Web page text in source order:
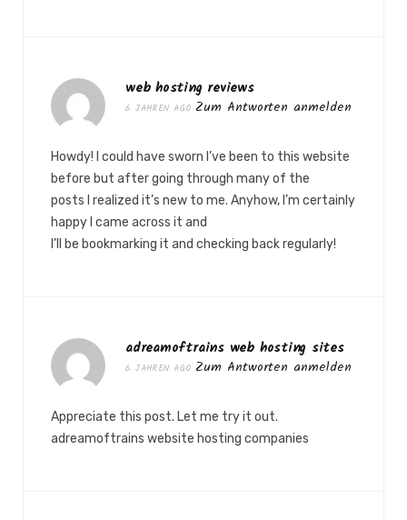
web hosting reviews
6 JAHREN AGO Zum Antworten anmelden
Howdy! I could have sworn I’ve been to this website
before but after going through many of the
posts I realized it’s new to me. Anyhow, I’m certainly
happy I came across it and
I’ll be bookmarking it and checking back regularly!
adreamoftrains web hosting sites
6 JAHREN AGO Zum Antworten anmelden
Appreciate this post. Let me try it out.
adreamoftrains website hosting companies